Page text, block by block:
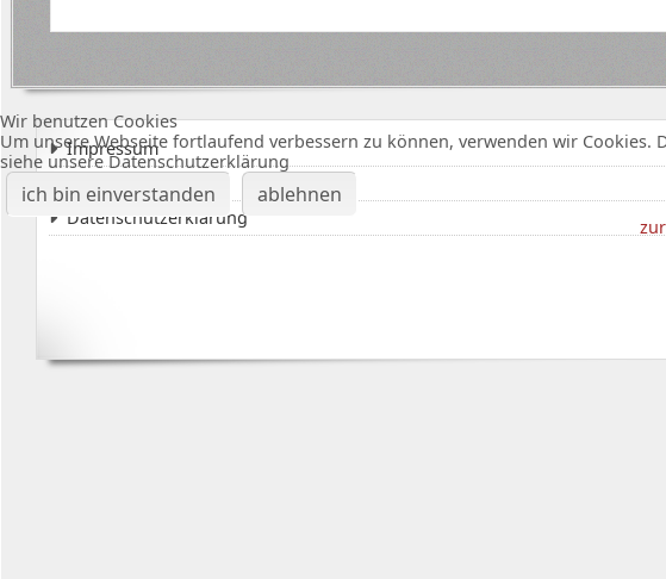
Impressum
Karte Bürgerhalle
Datenschutzerklärung
Wir benutzen Cookies
Um unsere Webseite fortlaufend verbessern zu können, verwenden wir
siehe unsere Datenschutzerklärung
ich bin einverstanden ablehnen